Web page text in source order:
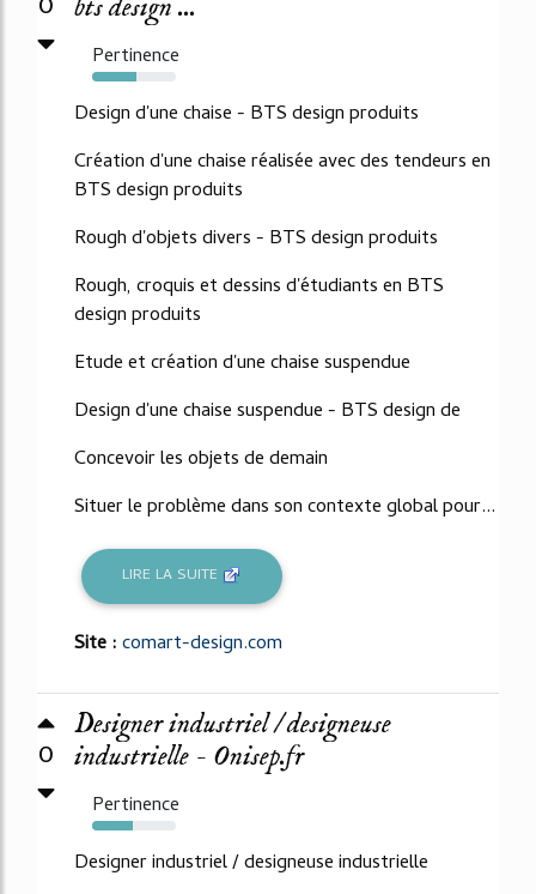
bts design ...
Pertinence
53%
Design d'une chaise - BTS design produits
Création d'une chaise réalisée avec des tendeurs en
BTS design produits
Rough d'objets divers - BTS design produits
Rough, croquis et dessins d'étudiants en BTS
design produits
Etude et création d'une chaise suspendue
Design d'une chaise suspendue - BTS design de
Concevoir les objets de demain
Situer le problème dans son contexte global pour...
LIRE LA SUITE
Site :comart-design.com
0
Designer industriel / designeuse
industrielle - Onisep.fr
Pertinence
49%
Designer industriel / designeuse industrielle